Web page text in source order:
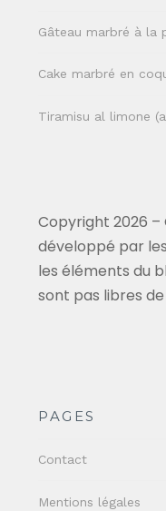
Gâteau marbré à la
Cake marbré en
Tiramisu al limone
Copyright 2026 –
développé par les
les éléments du
sont pas libres
PAGES
Contact
Mentions légales